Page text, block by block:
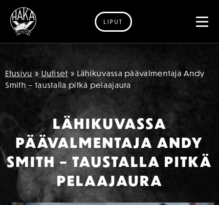
Siirry sisältöön
LIPUT
Etusivu » Uutiset » Lähikuvassa päävalmentaja Andy
Smith – taustalla pitkä pelaajaura
LÄHIKUVASSA
PÄÄVALMENTAJA ANDY
SMITH – TAUSTALLA PITKÄ
PELAAJAURA